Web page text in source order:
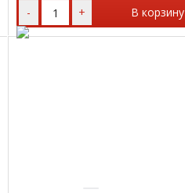
- + В корзину